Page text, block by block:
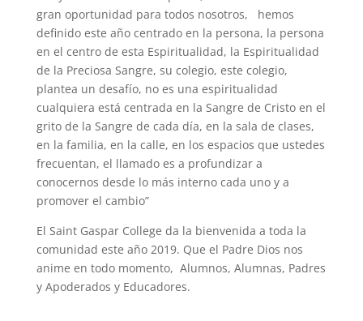
gran oportunidad para todos nosotros, hemos
definido este año centrado en la persona, la persona
en el centro de esta Espiritualidad, la Espiritualidad
de la Preciosa Sangre, su colegio, este colegio,
plantea un desafío, no es una espiritualidad
cualquiera está centrada en la Sangre de Cristo en el
grito de la Sangre de cada día, en la sala de clases,
en la familia, en la calle, en los espacios que ustedes
frecuentan, el llamado es a profundizar a
conocernos desde lo más interno cada uno y a
promover el cambio”
El Saint Gaspar College da la bienvenida a toda la
comunidad este año 2019. Que el Padre Dios nos
anime en todo momento, Alumnos, Alumnas, Padres
y Apoderados y Educadores.